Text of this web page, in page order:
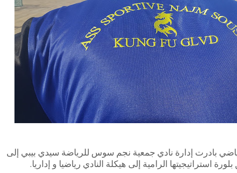
بادرت إدارة نادي جمعية نجم سوس للرياضة سيدي بيبي إلى
استراتيجيتها الرامية إلى هيكلة النادي رياضيا و إداريا.